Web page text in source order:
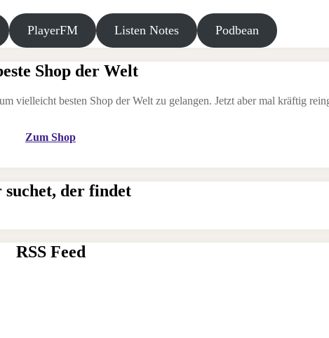
PlayerFM Listen Notes Podbean
Shop der Welt
besten Shop der Welt zu gelangen. Jetzt aber mal kräftig
Zum Shop
suchet, der findet
RSS Feed